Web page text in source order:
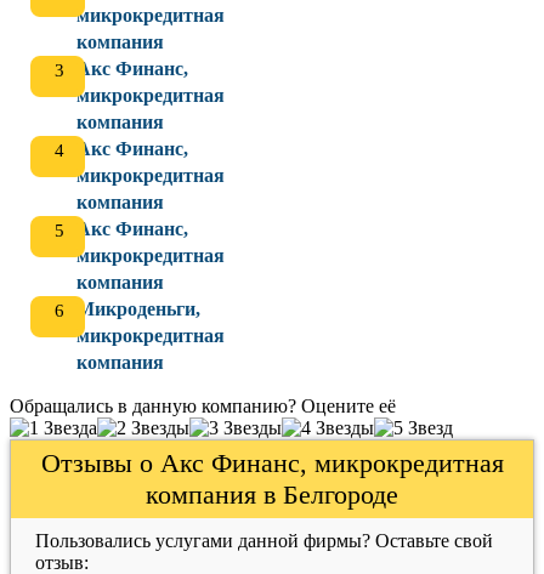
микрокредитная
компания
Акс Финанс,
микрокредитная
компания
Акс Финанс,
микрокредитная
компания
Акс Финанс,
микрокредитная
компания
Микроденьги,
микрокредитная
компания
Обращались в данную компанию? Оцените её
Отзывы о Акс Финанс, микрокредитная
компания в Белгороде
Пользовались услугами данной фирмы? Оставьте свой
отзыв: